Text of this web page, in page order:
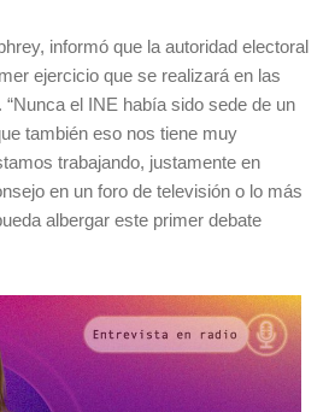
informó que la autoridad electoral
ejercicio que se realizará en las
el INE había sido sede de un
también eso nos tiene muy
trabajando, justamente en
en un foro de televisión o lo más
albergar este primer debate